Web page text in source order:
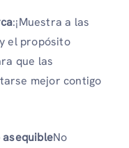
:¡Muestra a las
el propósito
que las
mejor contigo
No